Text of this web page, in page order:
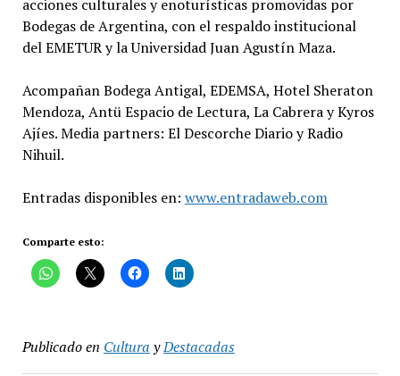
acciones culturales y enoturísticas promovidas por
Bodegas de Argentina, con el respaldo institucional
del EMETUR y la Universidad Juan Agustín Maza.
Acompañan Bodega Antigal, EDEMSA, Hotel Sheraton
Mendoza, Antü Espacio de Lectura, La Cabrera y Kyros
Ajíes. Media partners: El Descorche Diario y Radio
Nihuil.
Entradas disponibles en: www.entradaweb.com
Comparte esto:
Publicado en Cultura yDestacadas